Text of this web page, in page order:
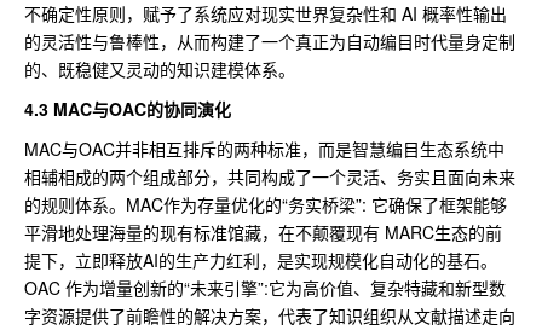
不确定性原则，赋予了系统应对现实世界复杂性和 AI 概率性输出
的灵活性与鲁棒性，从而构建了一个真正为自动编目时代量身定制
的、既稳健又灵动的知识建模体系。
4.3 MAC与OAC的协同演化
MAC与OAC并非相互排斥的两种标准，而是智慧编目生态系统中
相辅相成的两个组成部分，共同构成了一个灵活、务实且面向未来
的规则体系。MAC作为存量优化的“务实桥梁”: 它确保了框架能够
平滑地处理海量的现有标准馆藏，在不颠覆现有 MARC生态的前
提下，立即释放AI的生产力红利，是实现规模化自动化的基石。
OAC 作为增量创新的“未来引擎”:它为高价值、复杂特藏和新型数
字资源提供了前瞻性的解决方案，代表了知识组织从文献描述走向